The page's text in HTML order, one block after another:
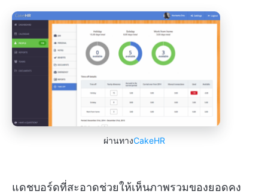
ผ่านทางCakeHR
แดชบอร์ดที่สะอาดช่วยให้เห็นภาพรวมของยอดคง